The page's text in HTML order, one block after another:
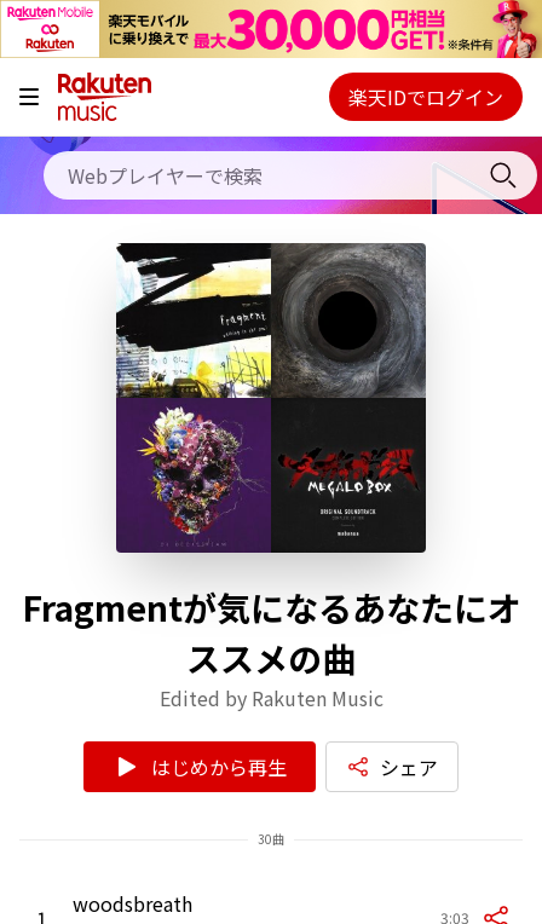
キャンペーン
料金プラン
使い方
初回30日間無料お試し
Webプレイヤー
ご契約内容の確認・変更
楽天IDでログイン
Fragmentが気になるあなたにオ
ススメの曲
Edited by Rakuten Music
はじめから再生 シェア
30曲
1 woodsbreath 3:03